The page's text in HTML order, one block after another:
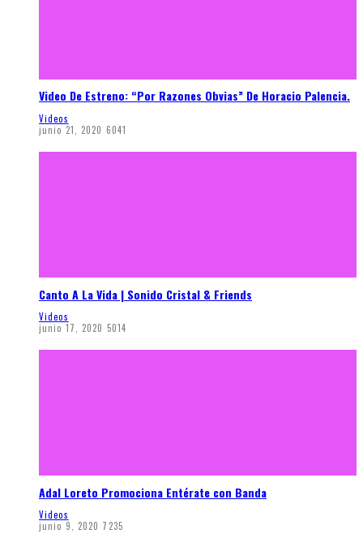
Video De Estreno: “Por Razones Obvias” De Horacio Palencia.
Videos
junio 21, 2020 6041
Canto A La Vida | Sonido Cristal & Friends
Videos
junio 17, 2020 5014
Adal Loreto Promociona Entérate con Banda
Videos
junio 9, 2020 7235